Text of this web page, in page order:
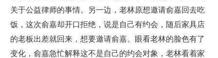
关于公益律师的事情。另一边，老林原想邀请俞嘉回去吃
饭，这次俞嘉却开口拒绝，说是自己有约会，随后家具店
的老板出差就回来，想要邀请俞嘉。眼看老林的脸色有了
变化，俞嘉急忙解释这不是自己的约会对象，老林看着家